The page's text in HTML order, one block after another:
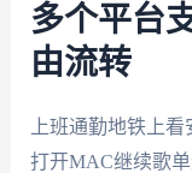
多个平台
由流转
上班通勤地铁上
打开MAC继续歌